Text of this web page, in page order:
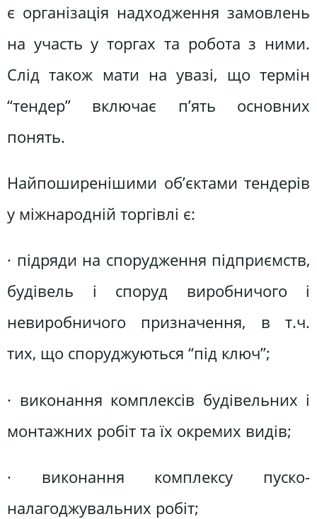
є організація надходження замовлень
на участь у торгах та робота з ними.
Слід також мати на увазі, що термін
“тендер” включає п’ять основних
понять.
Найпоширенішими об’єктами тендерів
у міжнародній торгівлі є:
· підряди на спорудження підприємств,
будівель і споруд виробничого і
невиробничого призначення, в т.ч.
тих, що споруджуються “під ключ”;
· виконання комплексів будівельних і
монтажних робіт та їх окремих видів;
· виконання комплексу пуско-
налагоджувальних робіт;